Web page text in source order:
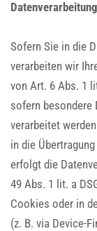
Sofern Sie in die
verarbeiten wir
von Art. 6 Abs. 1
sofern besondere
verarbeitet
in die
erfolgt die
49 Abs. 1 lit. a
Cookies oder in
(z. B. via Device-